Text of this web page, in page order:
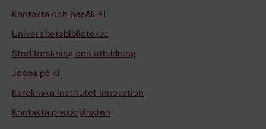
Kontakta och besök KI
Universitetsbiblioteket
Stöd forskning och utbildning
Jobba på KI
Karolinska Institutet Innovation
Kontakta presstjänsten